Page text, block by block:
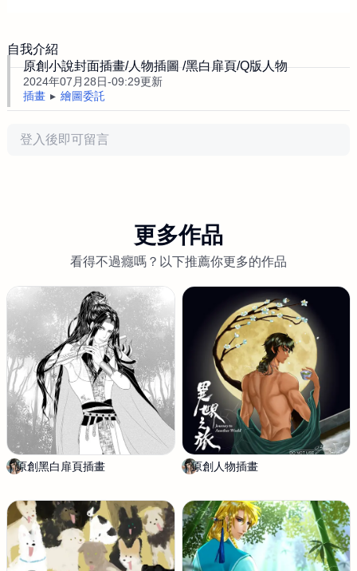
自我介紹
原創小說封面插畫/人物插圖 /黑白扉頁/Q版人物
2024年07月28日-09:29更新
插畫
繪圖委託
更多作品
看得不過癮嗎？以下推薦你更多的作品
龍
原創黑白扉頁插畫
龍
原創人物插畫